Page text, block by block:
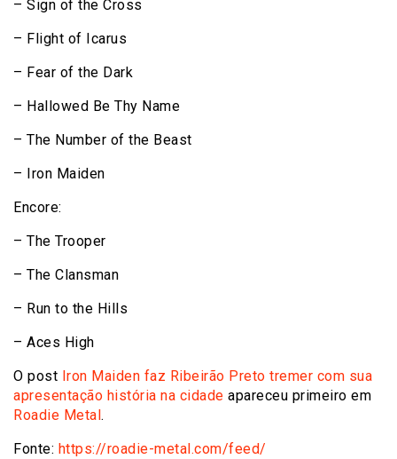
– Sign of the Cross
– Flight of Icarus
– Fear of the Dark
– Hallowed Be Thy Name
– The Number of the Beast
– Iron Maiden
Encore:
– The Trooper
– The Clansman
– Run to the Hills
– Aces High
O post Iron Maiden faz Ribeirão Preto tremer com sua
apresentação história na cidade apareceu primeiro em
Roadie Metal.
Fonte: https://roadie-metal.com/feed/